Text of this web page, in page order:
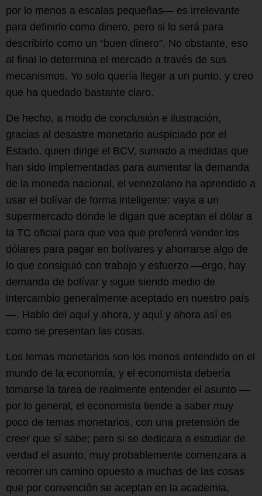
por lo menos a escalas pequeñas— es irrelevante
para definirlo como dinero, pero si lo será para
describirlo como un “buen dinero”. No obstante, eso
al final lo determina el mercado a través de sus
mecanismos. Yo solo quería llegar a un punto, y creo
que ha quedado bastante claro.
De hecho, a modo de conclusión e ilustración,
gracias al desastre monetario auspiciado por el
Estado, quien dirige el BCV, sumado a medidas que
han sido implementadas para aumentar la demanda
de la moneda nacional, el venezolano ha aprendido a
usar el bolívar de forma inteligente: vaya a un
supermercado donde le digan que aceptan el dólar a
la TC oficial para que vea que preferirá vender los
dólares para pagar en bolívares y ahorrarse algo de
lo que consiguió con trabajo y esfuerzo —ergo, hay
demanda de bolívar y sigue siendo medio de
intercambio generalmente aceptado en nuestro país
—. Hablo del aquí y ahora, y aquí y ahora así es
como se presentan las cosas.
Los temas monetarios son los menos entendido en el
mundo de la economía, y el economista debería
tomarse la tarea de realmente entender el asunto —
por lo general, el economista tiende a saber muy
poco de temas monetarios, con una pretensión de
creer que sí sabe; pero si se dedicara a estudiar de
verdad el asunto, muy probablemente comenzara a
recorrer un camino opuesto a muchas de las cosas
que por convención se aceptan en la academia,